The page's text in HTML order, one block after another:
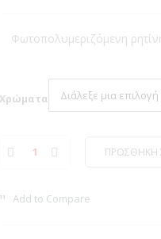
Φωτοπολυμεριζόμενη
Χρώματα
ΠΡΟΣΘΗΚΗ
Add to Compare